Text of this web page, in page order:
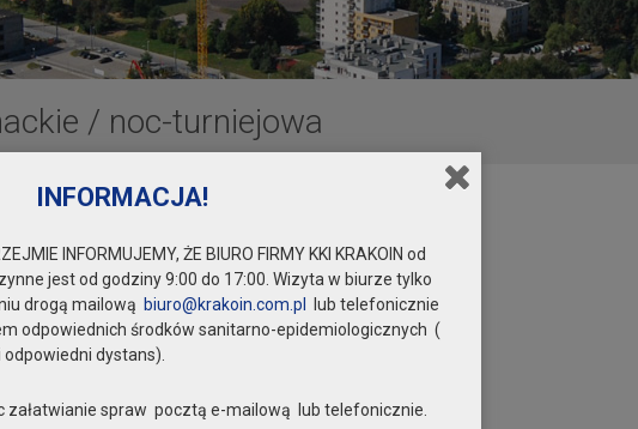
/ noc-turniejowa
INFORMACJA!
INFORMUJEMY, ŻE BIURO FIRMY KKI KRAKOIN od
jest od godziny 9:00 do 17:00. Wizyta w biurze tylko
drogą mailową biuro@krakoin.com.pl lub telefonicznie
odpowiednich środków sanitarno-epidemiologicznych (
dystans).
załatwianie spraw pocztą e-mailową lub telefonicznie.